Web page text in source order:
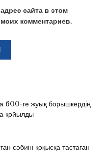
сайта в этом
комментариев.
ге жуық борышкердің
қойылды
сәбиін қоқысқа тастаған